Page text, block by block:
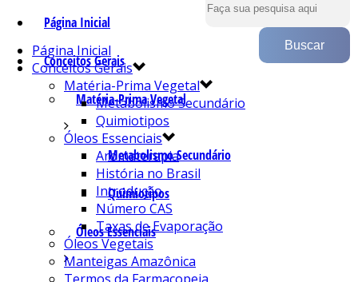
Página Inicial
Conceitos Gerais
Matéria-Prima Vegetal
Metabolismo Secundário
Quimiotipos
Óleos Essenciais
Página Inicial
Conceitos Gerais
Matéria-Prima Vegetal
Metabolismo Secundário
Quimiotipos
Óleos Essenciais
Aromaterapia
História no Brasil
Introdução
Número CAS
Taxas de Evaporação
Óleos Vegetais
Manteigas Amazônica